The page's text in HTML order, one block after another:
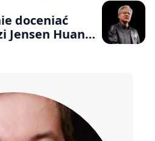
doceniać
Jensen Huang,